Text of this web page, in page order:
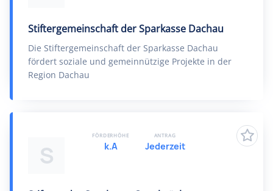
Stiftergemeinschaft der Sparkasse Dachau
Die Stiftergemeinschaft der Sparkasse Dachau
fördert soziale und gemeinnützige Projekte in der
Region Dachau
S
FÖRDERHÖHE
k.A
ANTRAG
Jederzeit